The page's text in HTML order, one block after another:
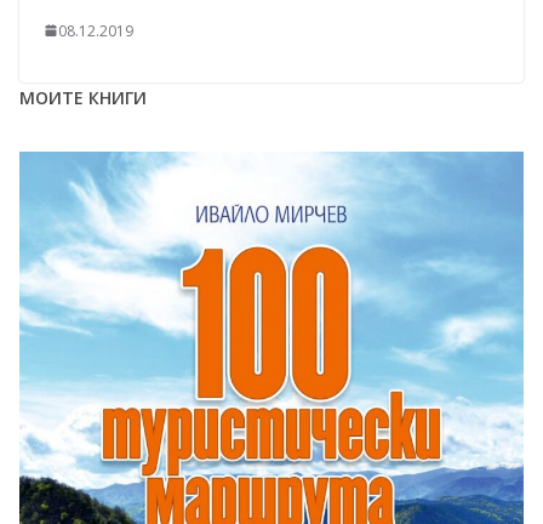
08.12.2019
МОИТЕ КНИГИ